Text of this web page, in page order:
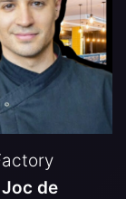
Joc de